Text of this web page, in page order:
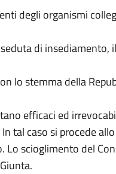
degli organismi
di
lo stemma della
efficaci ed
tal caso si procede
scioglimento del